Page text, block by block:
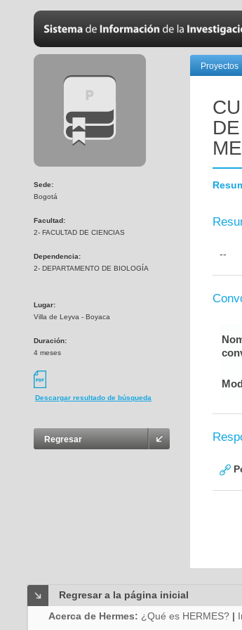
Sede:
Bogotá
Facultad:
2- FACULTAD DE CIENCIAS
Dependencia:
2- DEPARTAMENTO DE BIOLOGÍA
Lugar:
Villa de Leyva - Boyaca
Duración:
4 meses
Descargar resultado de búsqueda
Regresar
Proyectos
--
Regresar a la página inicial
Acerca de Hermes: ¿Qué es HERMES? |